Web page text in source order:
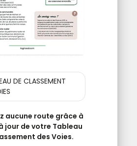
DE CLASSEMENT
aucune route grâce à
jour de votre Tableau
des Voies.